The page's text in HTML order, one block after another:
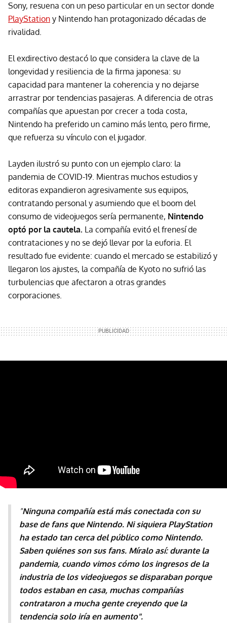
Sony, resuena con un peso particular en un sector donde
PlayStation y Nintendo han protagonizado décadas de
rivalidad.
El exdirectivo destacó lo que considera la clave de la
longevidad y resiliencia de la firma japonesa: su
capacidad para mantener la coherencia y no dejarse
arrastrar por tendencias pasajeras. A diferencia de otras
compañías que apuestan por crecer a toda costa,
Nintendo ha preferido un camino más lento, pero firme,
que refuerza su vínculo con el jugador.
Layden ilustró su punto con un ejemplo claro: la
pandemia de COVID-19. Mientras muchos estudios y
editoras expandieron agresivamente sus equipos,
contratando personal y asumiendo que el boom del
consumo de videojuegos sería permanente, Nintendo
optó por la cautela. La compañía evitó el frenesí de
contrataciones y no se dejó llevar por la euforia. El
resultado fue evidente: cuando el mercado se estabilizó y
llegaron los ajustes, la compañía de Kyoto no sufrió las
turbulencias que afectaron a otras grandes
corporaciones.
"Ninguna compañía está más conectada con su
base de fans que Nintendo. Ni siquiera PlayStation
ha estado tan cerca del público como Nintendo.
Saben quiénes son sus fans. Míralo así: durante la
pandemia, cuando vimos cómo los ingresos de la
industria de los videojuegos se disparaban porque
todos estaban en casa, muchas compañías
contrataron a mucha gente creyendo que la
tendencia solo iría en aumento".